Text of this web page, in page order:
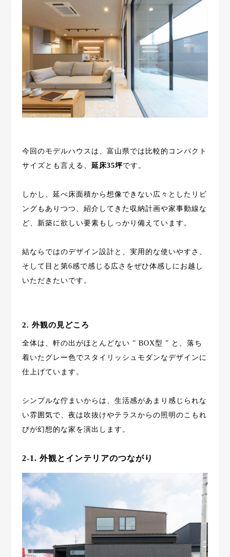
今回のモデルハウスは、富山県では比較的コンパクト
サイズとも言える、 延床35坪です。
しかし、延べ床面積から想像できない広々としたリビ
ングもありつつ、紹介してきた収納計画や家事動線な
ど、新築に欲しい要素もしっかり備えています。
結ならではのデザイン設計と、実用的な使いやすさ、
そして目と第6感で感じる広さをぜひ体感しにお越し
いただきたいです。
2. 外観の見どころ
全体は、軒の出がほとんどない ” BOX型 ” と、落ち
着いたグレー色でスタイリッシュモダンなデザインに
仕上げています。
シンプルな佇まいからは、生活感があまり感じられな
い雰囲気で、夜は吹抜けやテラスからの照明のこもれ
びが幻想的な家を演出します。
2-1. 外観とインテリアのつながり